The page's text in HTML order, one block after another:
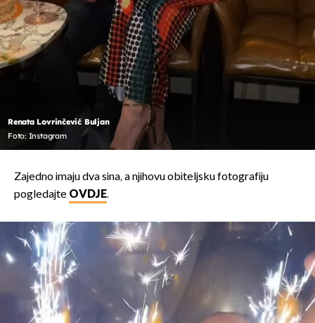
Renata Lovrinčević Buljan
Foto: Instagram
Zajedno imaju dva sina, a njihovu obiteljsku fotografiju
pogledajte OVDJE.